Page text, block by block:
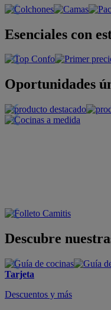
Esenciales con
Oportunidades
Descubre
Tarjeta
Descuentos y más